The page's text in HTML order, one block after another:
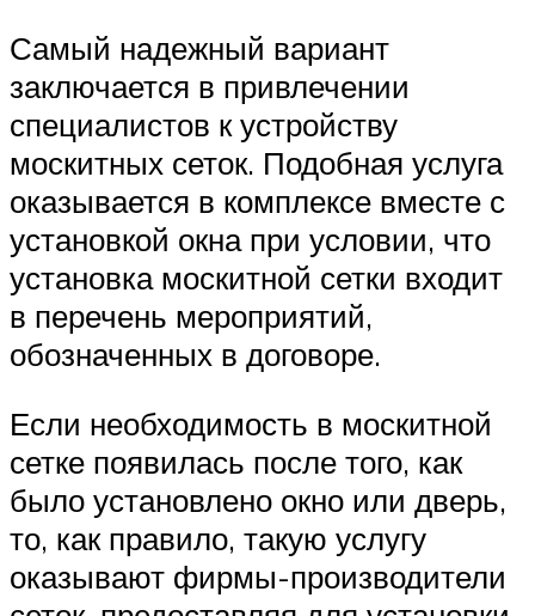
Самый надежный вариант
заключается в привлечении
специалистов к устройству
москитных сеток. Подобная услуга
оказывается в комплексе вместе с
установкой окна при условии, что
установка москитной сетки входит
в перечень мероприятий,
обозначенных в договоре.
Если необходимость в москитной
сетке появилась после того, как
было установлено окно или дверь,
то, как правило, такую услугу
оказывают фирмы-производители